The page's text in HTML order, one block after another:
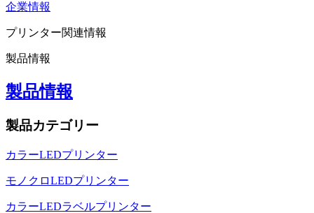
企業情報
プリンター関連情報
製品情報
製品情報
製品カテゴリー
カラーLEDプリンター
モノクロLEDプリンター
カラーLEDラベルプリンター